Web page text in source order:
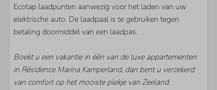
Ecotap laadpunten aanwezig voor het laden van uw
elektrische auto. De laadpaal is te gebruiken tegen
betaling doormiddel van een laadpas.
Boekt u een vakantie in één van de luxe appartementen
in Résidence Marina Kamperland, dan bent u verzekerd
van comfort op het mooiste plekje van Zeeland.